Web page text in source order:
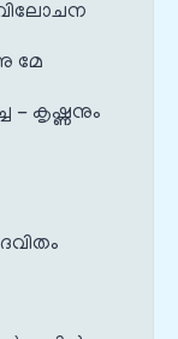
മേ
- കൃഷ്ണനും